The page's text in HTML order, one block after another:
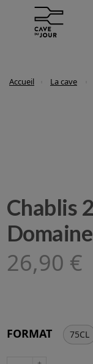
Accueil La cave
Chablis
26,90 €
FORMAT 75CL